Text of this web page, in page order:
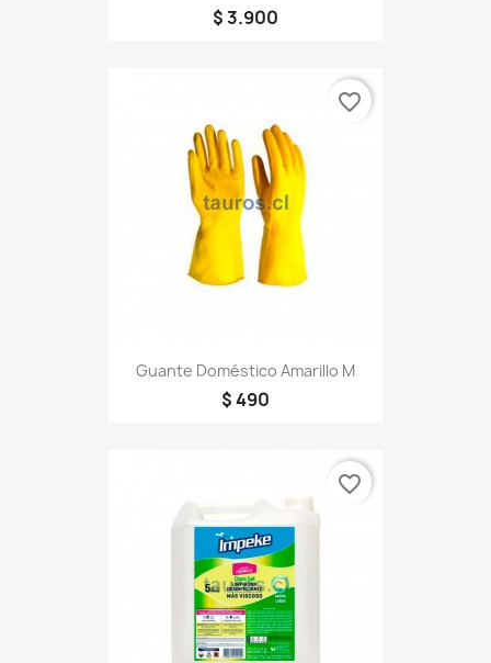
$ 3.900
Guante Doméstico Amarillo M
$ 490
favorite_border
favorite_border